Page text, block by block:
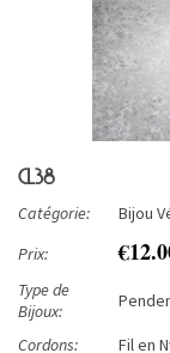
CL38
Catégorie:
Bijou
Prix:
Type de
Bijoux:
Cordons:
Fil en